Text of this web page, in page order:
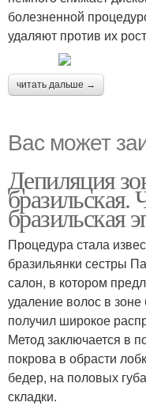
болезненной
удаляют против их
читать дальше →
Вас может
Депиляция
бразильская.
бразильская
Процедура стала
бразильянки сестры
салон, в котором
удаление волос в
получил широкое
Метод заключается в
покрова в обрасти
бедер, на половых
складки.